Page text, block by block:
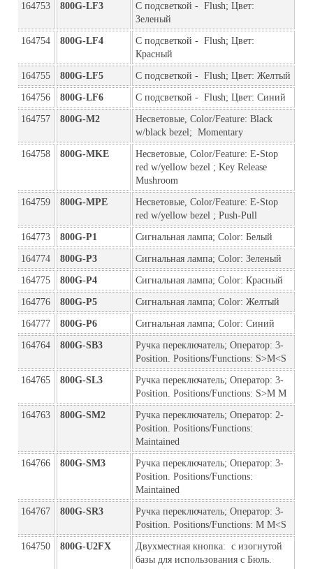
164753 800G-LF3
С подсветкой -  Flush; Цвет:
Зеленый
164754 800G-LF4
С подсветкой -  Flush; Цвет:
Красный
164755 800G-LF5 С подсветкой -  Flush; Цвет: Желтый
164756 800G-LF6 С подсветкой -  Flush; Цвет: Синий
164757 800G-M2
Несветовые, Color/Feature: Black
w/black bezel;  Momentary
164758 800G-MKE
Несветовые, Color/Feature: E-Stop
red w/yellow bezel ; Key Release
Mushroom
164759 800G-MPE
Несветовые, Color/Feature: E-Stop
red w/yellow bezel ; Push-Pull
164773 800G-P1 Сигнальная лампа; Color: Белый
164774 800G-P3 Сигнальная лампа; Color: Зеленый
164775 800G-P4 Сигнальная лампа; Color: Красный
164776 800G-P5 Сигнальная лампа; Color: Желтый
164777 800G-P6 Сигнальная лампа; Color: Синий
164764 800G-SB3
Ручка переключатель; Оператор: 3-
Position. Positions/Functions: S>M<S
164765 800G-SL3
Ручка переключатель; Оператор: 3-
Position. Positions/Functions: S>M M
164763 800G-SM2
Ручка переключатель; Оператор: 2-
Position. Positions/Functions:
Maintained
164766 800G-SM3
Ручка переключатель; Оператор: 3-
Position. Positions/Functions:
Maintained
164767 800G-SR3
Ручка переключатель; Оператор: 3-
Position. Positions/Functions: M M<S
164750 800G-U2FX
Двухместная кнопка:  с изогнутой
базы для использования с Бюль.